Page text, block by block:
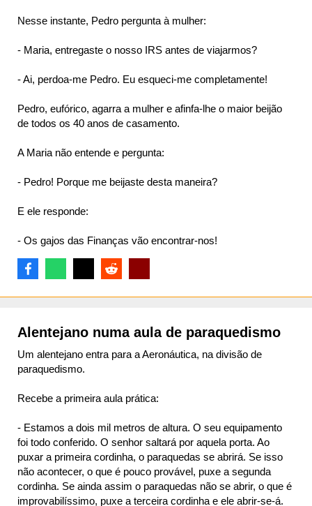
Nesse instante, Pedro pergunta à mulher:
- Maria, entregaste o nosso IRS antes de viajarmos?
- Ai, perdoa-me Pedro. Eu esqueci-me completamente!
Pedro, eufórico, agarra a mulher e afinfa-lhe o maior beijão
de todos os 40 anos de casamento.
A Maria não entende e pergunta:
- Pedro! Porque me beijaste desta maneira?
E ele responde:
- Os gajos das Finanças vão encontrar-nos!
Alentejano numa aula de paraquedismo
Um alentejano entra para a Aeronáutica, na divisão de
paraquedismo.
Recebe a primeira aula prática:
- Estamos a dois mil metros de altura. O seu equipamento
foi todo conferido. O senhor saltará por aquela porta. Ao
puxar a primeira cordinha, o paraquedas se abrirá. Se isso
não acontecer, o que é pouco provável, puxe a segunda
cordinha. Se ainda assim o paraquedas não se abrir, o que é
improvabilíssimo, puxe a terceira cordinha e ele abrir-se-á.